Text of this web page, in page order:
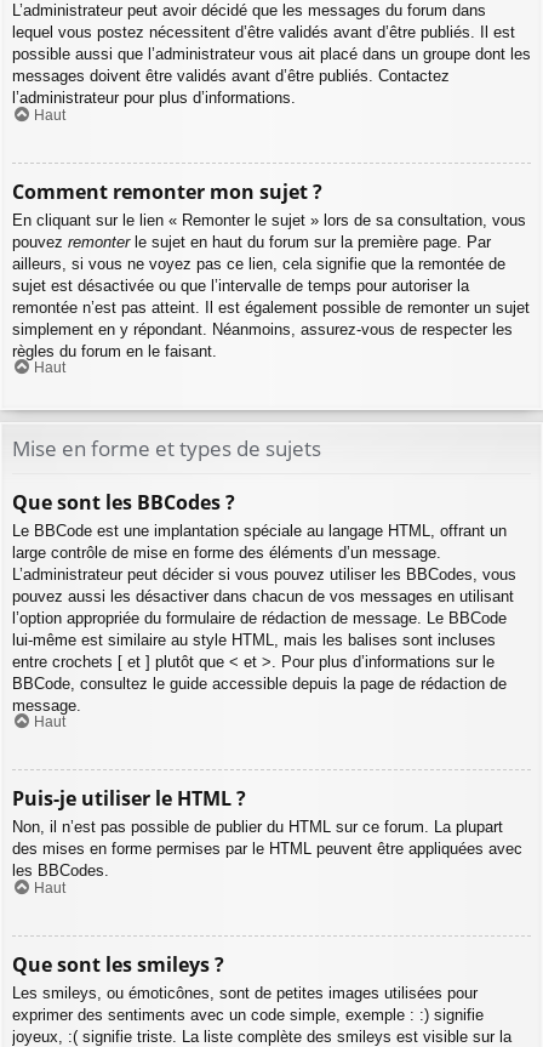
L’administrateur peut avoir décidé que les messages du forum dans
lequel vous postez nécessitent d’être validés avant d’être publiés. Il est
possible aussi que l’administrateur vous ait placé dans un groupe dont les
messages doivent être validés avant d’être publiés. Contactez
l’administrateur pour plus d’informations.
Haut
Comment remonter mon sujet ?
En cliquant sur le lien « Remonter le sujet » lors de sa consultation, vous
pouvez remonterle sujet en haut du forum sur la première page. Par
ailleurs, si vous ne voyez pas ce lien, cela signifie que la remontée de
sujet est désactivée ou que l’intervalle de temps pour autoriser la
remontée n’est pas atteint. Il est également possible de remonter un sujet
simplement en y répondant. Néanmoins, assurez-vous de respecter les
règles du forum en le faisant.
Haut
Mise en forme et types de sujets
Que sont les BBCodes ?
Le BBCode est une implantation spéciale au langage HTML, offrant un
large contrôle de mise en forme des éléments d’un message.
L’administrateur peut décider si vous pouvez utiliser les BBCodes, vous
pouvez aussi les désactiver dans chacun de vos messages en utilisant
l’option appropriée du formulaire de rédaction de message. Le BBCode
lui-même est similaire au style HTML, mais les balises sont incluses
entre crochets [ et ] plutôt que < et >. Pour plus d’informations sur le
BBCode, consultez le guide accessible depuis la page de rédaction de
message.
Haut
Puis-je utiliser le HTML ?
Non, il n’est pas possible de publier du HTML sur ce forum. La plupart
des mises en forme permises par le HTML peuvent être appliquées avec
les BBCodes.
Haut
Que sont les smileys ?
Les smileys, ou émoticônes, sont de petites images utilisées pour
exprimer des sentiments avec un code simple, exemple : :) signifie
joyeux, :( signifie triste. La liste complète des smileys est visible sur la